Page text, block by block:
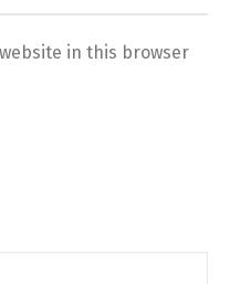
in this browser